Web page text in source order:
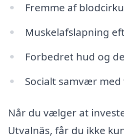
Fremme af
Muskelafslapning
Forbedret hud og
Socialt samvær
Når du vælger at
Utvalnäs, får du ikke